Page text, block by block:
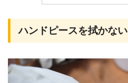
ハンドピースを拭かない